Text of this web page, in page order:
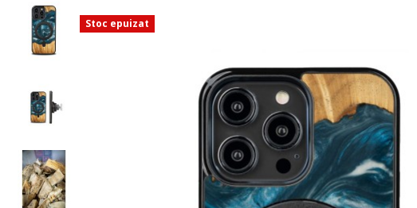
Stoc epuizat